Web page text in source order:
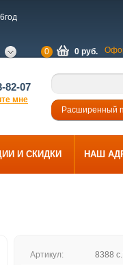
0 0 руб.
82-07
мне
Расширенный
И СКИДКИ НАШ
Артикул:
8388